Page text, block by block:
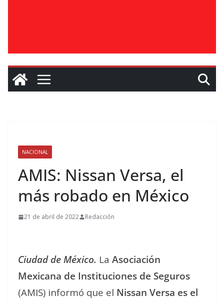
NACIONAL
AMIS: Nissan Versa, el
más robado en México
21 de abril de 2022 Redacción
Ciudad de México. La Asociación
Mexicana de Instituciones de Seguros
(AMIS) informó que el Nissan Versa es el